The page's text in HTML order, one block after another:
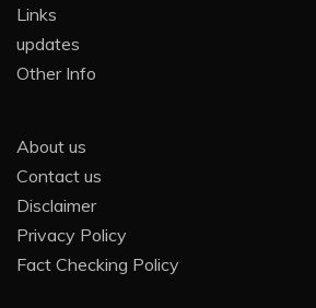
Links
updates
Other Info
About us
Contact us
Disclaimer
Privacy Policy
Fact Checking Policy